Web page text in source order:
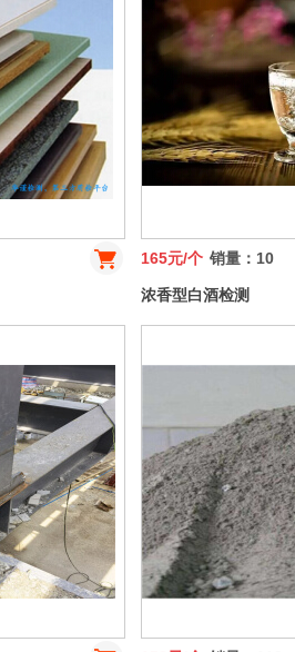
165元/个 销量：10
浓香型白酒检测